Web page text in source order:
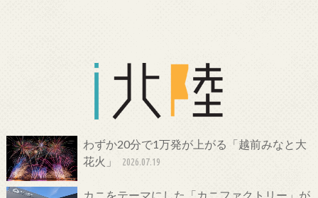
わずか20分で1万発が上がる「越前みなと大
花火」
2026.07.19
カニをテーマにした「カニファクトリー」が